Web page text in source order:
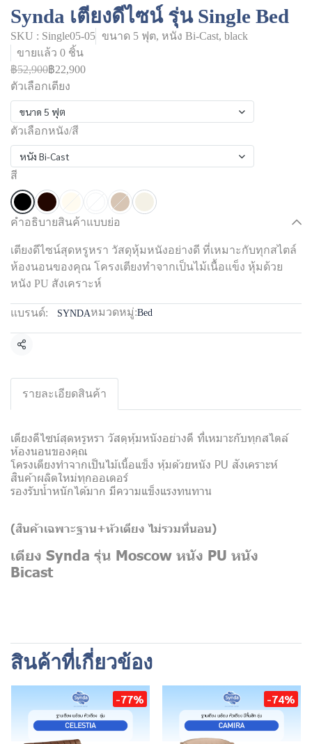
Synda เตียงดีไซน์ รุ่น Single Bed
SKU : Single05-05 ขนาด 5 ฟุต, หนัง Bi-Cast, black
ขายแล้ว 0 ชิ้น
฿52,900฿22,900
ตัวเลือกเตียง
ขนาด 5 ฟุต
ตัวเลือกหนัง/สี
หนัง Bi-Cast
สี
คำอธิบายสินค้าแบบย่อ
เตียงดีไซน์สุดหรูหรา วัสดุหุ้มหนังอย่างดี ที่เหมาะกับทุกสไตล์
ห้องนอนของคุณ โครงเตียงทำจากเป็นไม้เนื้อแข็ง หุ้มด้วย
หนัง PU สังเคราะห์
แบรนด์: SYNDAหมวดหมู่:Bed
แชร์
รายละเอียดสินค้า
เตียงดีไซน์สุดหรูหรา วัสดุหุ้มหนังอย่างดี ที่เหมาะกับทุกสไตล์
ห้องนอนของคุณ
โครงเตียงทำจากเป็นไม้เนื้อแข็ง หุ้มด้วยหนัง PU สังเคราะห์
สินค้าผลิตใหม่ทุกออเดอร์
รองรับน้ำหนักได้มาก มีความแข็งแรงทนทาน
(สินค้าเฉพาะฐาน+หัวเตียง ไม่รวมที่นอน)
เตียง Synda รุ่น Moscow หนัง PU หนัง
Bicast
สินค้าที่เกี่ยวข้อง
-77% -74%